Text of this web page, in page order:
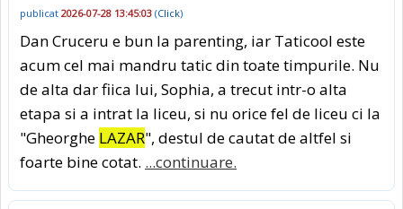
publicat 2026-07-28 13:45:03 (Click)
Dan Cruceru e bun la parenting, iar Taticool este
acum cel mai mandru tatic din toate timpurile. Nu
de alta dar fiica lui, Sophia, a trecut intr-o alta
etapa si a intrat la liceu, si nu orice fel de liceu ci la
"Gheorghe LAZAR", destul de cautat de altfel si
foarte bine cotat. ...continuare.